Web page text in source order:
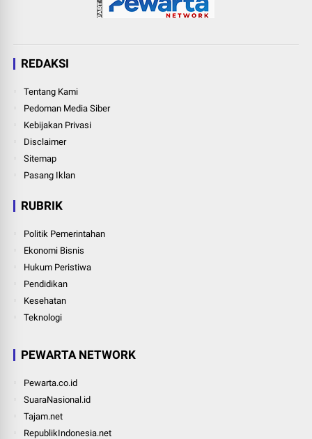
REDAKSI
Tentang Kami
Pedoman Media Siber
Kebijakan Privasi
Disclaimer
Sitemap
Pasang Iklan
RUBRIK
Politik Pemerintahan
Ekonomi Bisnis
Hukum Peristiwa
Pendidikan
Kesehatan
Teknologi
PEWARTA NETWORK
Pewarta.co.id
SuaraNasional.id
Tajam.net
RepublikIndonesia.net